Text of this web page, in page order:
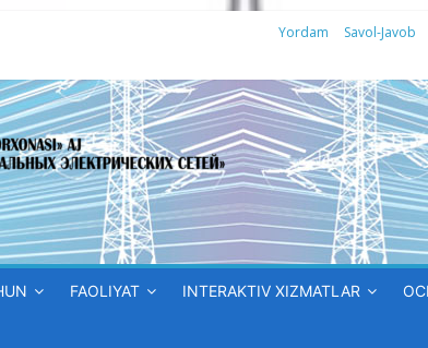
Yordam Savol-Javob
FAOLIYAT INTERAKTIV XIZMATLAR